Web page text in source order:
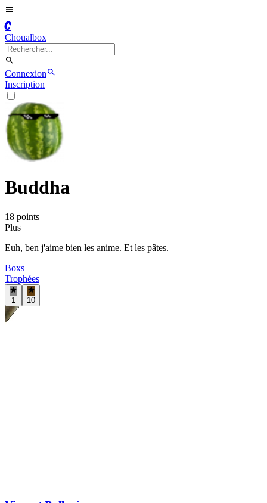
C
Choualbox
Connexion
Inscription
Buddha
18 points
Plus
Euh, ben j'aime bien les anime. Et les pâtes.
Boxs
Trophées
1 10